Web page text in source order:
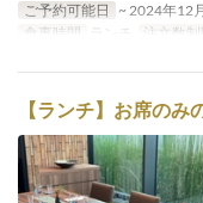
ご予約可能日
~ 2024年12
食事時間
ランチ 注文数制
【ランチ】お席のみ